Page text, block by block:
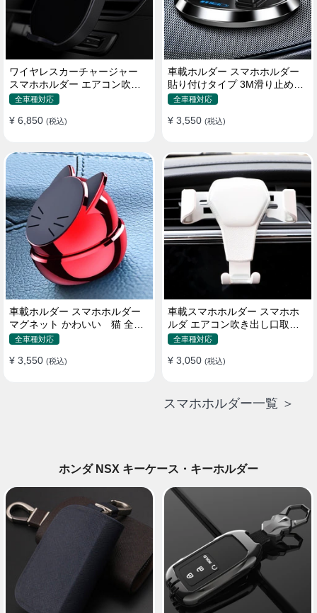
ワイヤレスカーチャージャー
スマホホルダー エアコン吹き
出し口/ 貼り付け
全車種対応
¥ 6,850 (税込)
車載ホルダー スマホホルダー
貼り付けタイプ 3M滑り止めシ
リコンパッド 全機種
全車種対応
¥ 3,550 (税込)
車載ホルダー スマホホルダー
マグネット かわいい 猫 全機
種 片手操作
全車種対応
¥ 3,550 (税込)
車載スマホホルダー スマホホ
ルダ エアコン吹き出し口取り
付け 全機種 可愛い アニメ
全車種対応
¥ 3,050 (税込)
スマホホルダー一覧 ＞
ホンダ NSX キーケース・キーホルダー